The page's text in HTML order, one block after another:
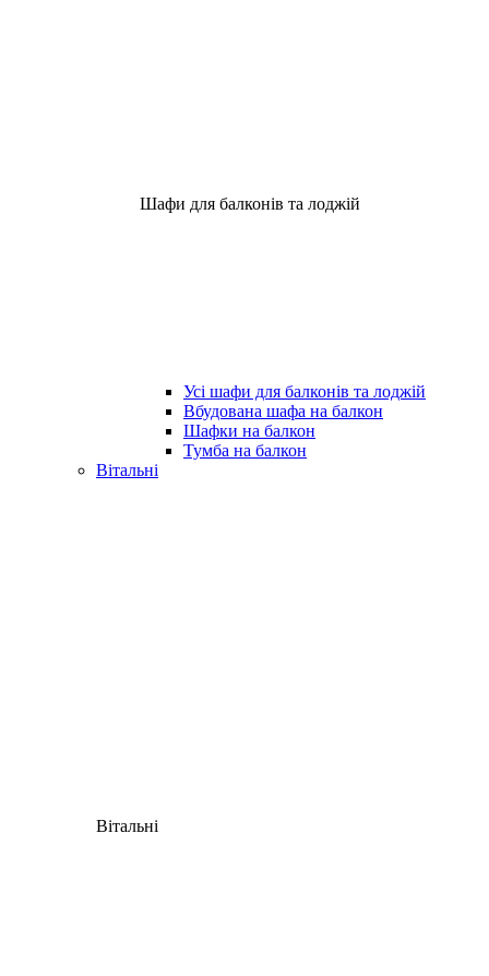
Шафи для балконів та лоджій
Усі шафи для балконів та лоджій
Вбудована шафа на балкон
Шафки на балкон
Тумба на балкон
Вітальні
Вітальні